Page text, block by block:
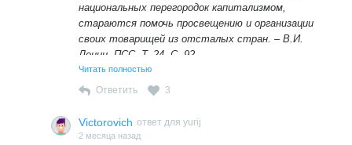
Товарищ Зюганов,
не только детей на Донбассе учили по лекалам г-на
Эта статья
, даже если несколько устаревшая,
Геннадий Андреевич, Ваш кумир г-н Путин, все мы здесь
на форуме сайта СР об этом знаем, и Вам обязательно
национальных перегородок капитализмом,
стараются помочь просвещению и организации
своих товарищей из отсталых стран. – В.И.
Ленин. ПСС. Т. 24. С. 92.
Одна из ключевых цитат В. И. Ленина о
буржуазном национализме и пролетарском
«Критические заметки по национальному вопросу»
(1913 год):
Читать полностью
Ответить 3
Victorovich ответ для yurij
2 месяца назад